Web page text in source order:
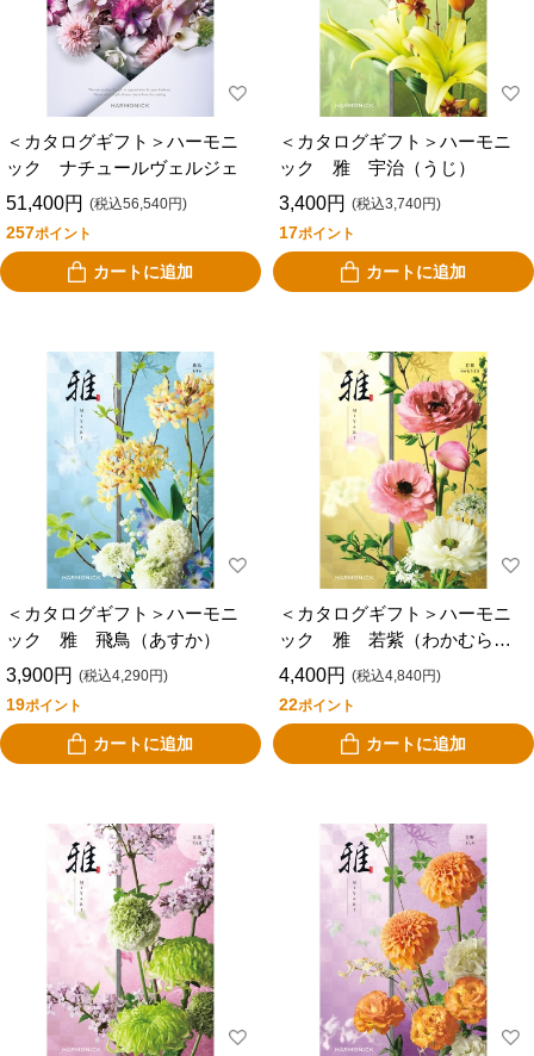
＜カタログギフト＞ハーモニ
ック ナチュールヴェルジェ
51,400円 (税込56,540円)
257ポイント
カートに追加
＜カタログギフト＞ハーモニ
ック 雅 宇治（うじ）
3,400円 (税込3,740円)
17ポイント
カートに追加
＜カタログギフト＞ハーモニ
ック 雅 飛鳥（あすか）
3,900円 (税込4,290円)
19ポイント
カートに追加
＜カタログギフト＞ハーモニ
ック 雅 若紫（わかむらさ
き）
4,400円 (税込4,840円)
22ポイント
カートに追加